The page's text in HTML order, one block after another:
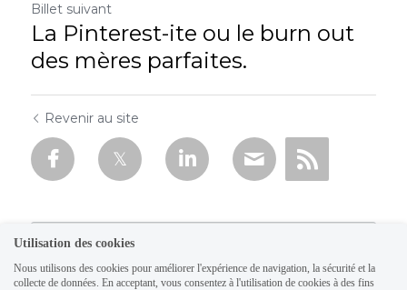
Billet suivant
La Pinterest-ite ou le burn out
des mères parfaites.
Revenir au site
Utilisation des cookies
Nous utilisons des cookies pour améliorer l'expérience de navigation, la sécurité et la
collecte de données. En acceptant, vous consentez à l'utilisation de cookies à des fins